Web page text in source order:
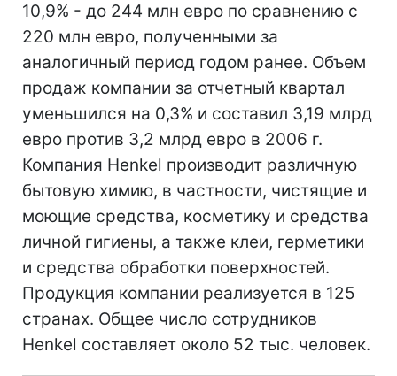
10,9% - до 244 млн евро по сравнению с
220 млн евро, полученными за
аналогичный период годом ранее. Объем
продаж компании за отчетный квартал
уменьшился на 0,3% и составил 3,19 млрд
евро против 3,2 млрд евро в 2006 г.
Компания Henkel производит различную
бытовую химию, в частности, чистящие и
моющие средства, косметику и средства
личной гигиены, а также клеи, герметики
и средства обработки поверхностей.
Продукция компании реализуется в 125
странах. Общее число сотрудников
Henkel составляет около 52 тыс. человек.